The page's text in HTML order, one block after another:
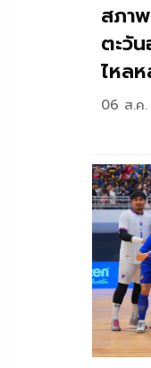
สภา
ตะวั
ไหล
06 ส.ค